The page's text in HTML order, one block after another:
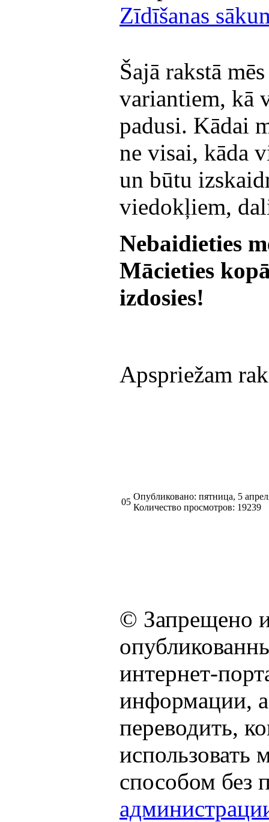
Zīdīšanas
Šajā rakstā
variantiem, kā
padusi. Kādai
ne visai, kāda
un būtu
viedokļiem,
Nebaidieties
Mācieties
izdosies!
Apspriežam
05
Опубликовано: пятница, 5
Количество просмотров: 19239
© Запрещено
интернет-
информации, а
переводить,
способом без